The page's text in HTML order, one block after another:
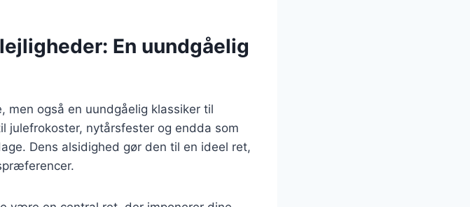
En uundgåelig
men også en uundgåelig klassiker til
julefrokoster, nytårsfester og endda som
Dens alsidighed gør den til en ideel ret,